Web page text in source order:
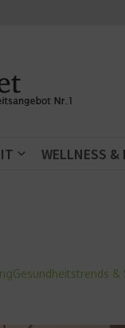
WELLNESS &
Gesundheitstrends &